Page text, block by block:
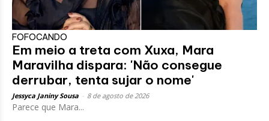
FOFOCANDO
Em meio a treta com Xuxa, Mara
Maravilha dispara: 'Não consegue
derrubar, tenta sujar o nome'
Jessyca Janiny Sousa 8 de agosto de 2026
Parece que Mara...